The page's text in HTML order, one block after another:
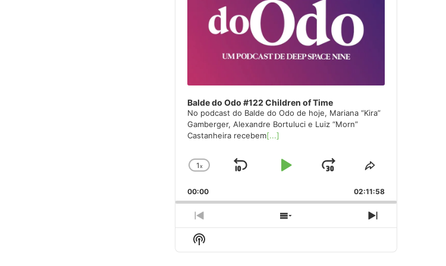
Balde do Odo #122 Children of Time
No podcast do Balde do Odo de hoje, Mariana “Kira”
Gamberger, Alexandre Bortuluci e Luiz “Morn”
Castanheira recebem[...]
Change
Rate
1x
Skip
Play
Jump
Forward
Share
Episode
00:00 02:11:58
Previous
Episode
Show
Episodes
Next
Episode
Show
Podcast